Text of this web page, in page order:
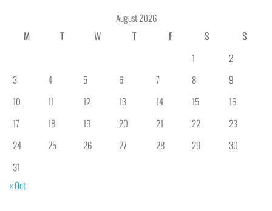
August 2026
M
T W T F S
S
1
2
3
4 5 6 7 8
9
10
11 12 13 14 15
16
17
18 19 20 21 22
23
24
25 26 27 28 29
30
31
« Oct